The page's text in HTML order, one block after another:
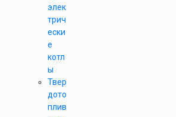
элек
трич
ески
е
котл
ы
Твер
дото
плив